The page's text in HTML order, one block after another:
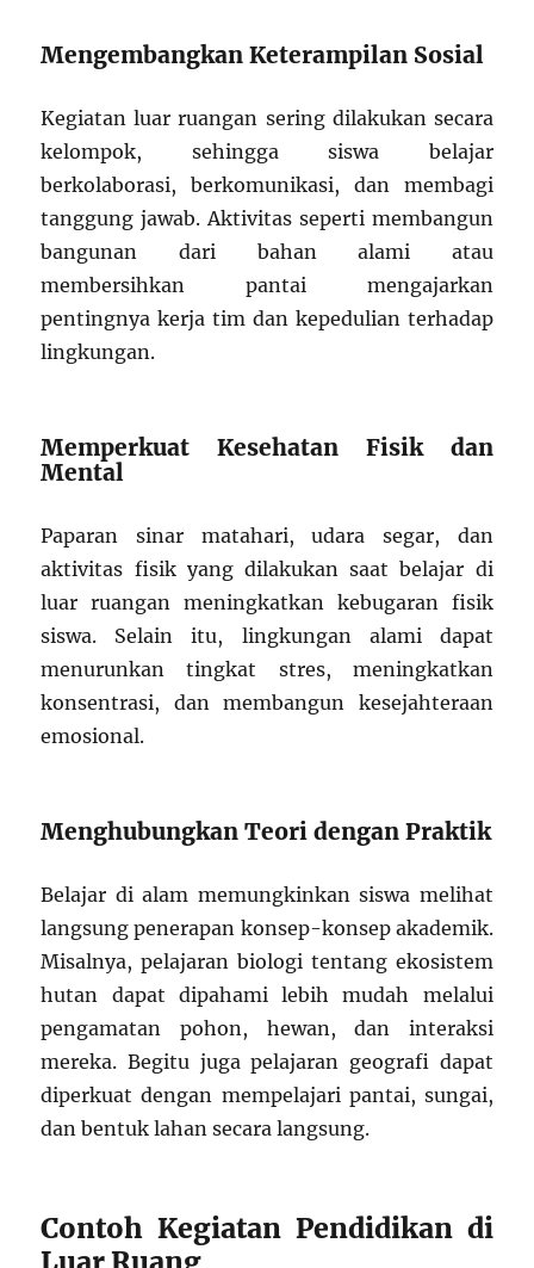
Mengembangkan Keterampilan Sosial
Kegiatan luar ruangan sering dilakukan secara
kelompok, sehingga siswa belajar
berkolaborasi, berkomunikasi, dan membagi
tanggung jawab. Aktivitas seperti membangun
bangunan dari bahan alami atau
membersihkan pantai mengajarkan
pentingnya kerja tim dan kepedulian terhadap
lingkungan.
Memperkuat Kesehatan Fisik dan
Mental
Paparan sinar matahari, udara segar, dan
aktivitas fisik yang dilakukan saat belajar di
luar ruangan meningkatkan kebugaran fisik
siswa. Selain itu, lingkungan alami dapat
menurunkan tingkat stres, meningkatkan
konsentrasi, dan membangun kesejahteraan
emosional.
Menghubungkan Teori dengan Praktik
Belajar di alam memungkinkan siswa melihat
langsung penerapan konsep-konsep akademik.
Misalnya, pelajaran biologi tentang ekosistem
hutan dapat dipahami lebih mudah melalui
pengamatan pohon, hewan, dan interaksi
mereka. Begitu juga pelajaran geografi dapat
diperkuat dengan mempelajari pantai, sungai,
dan bentuk lahan secara langsung.
Contoh Kegiatan Pendidikan di